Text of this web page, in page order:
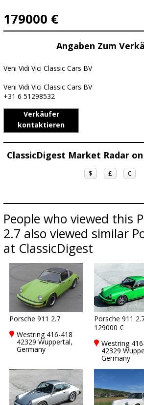
179000 €
Angaben Zum
Veni Vidi Vici Classic Cars BV
Veni Vidi Vici Classic Cars BV
+31 6 51298532
Verkäufer
kontaktieren
ClassicDigest Market Radar on
$ £ €
People who viewed this
2.7 also viewed similar
at ClassicDigest
Porsche 911 2.7
Westring 416-418
42329 Wuppertal,
Germany
Porsche 911
129000 €
Westring
42329
Germany